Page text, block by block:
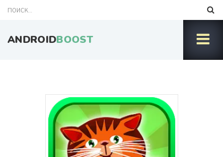
ANDROIDBOOST